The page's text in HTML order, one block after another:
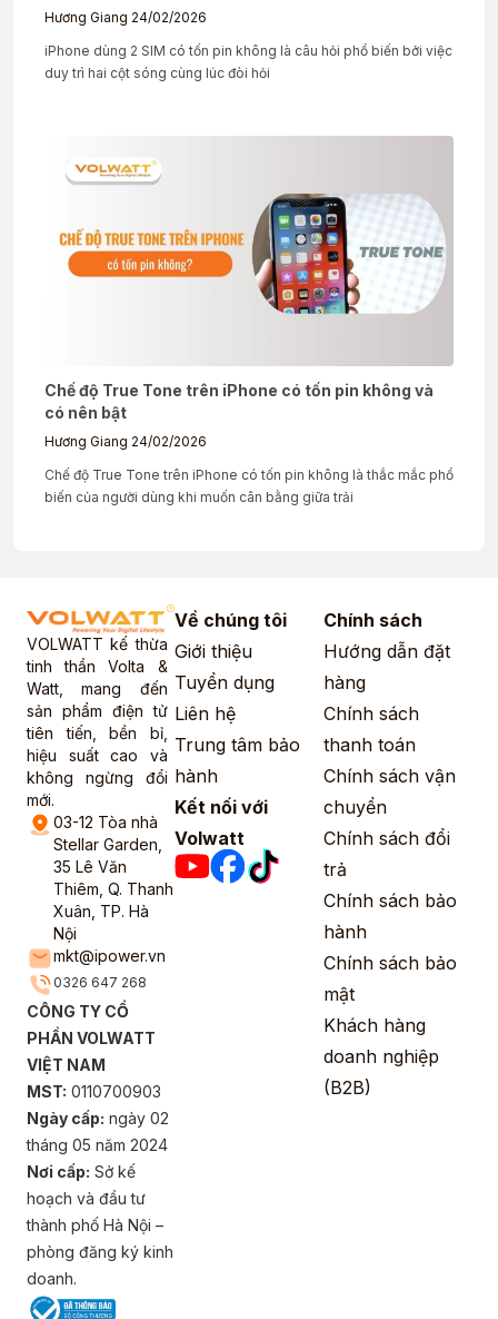
Hương Giang 24/02/2026
iPhone dùng 2 SIM có tốn pin không là câu hỏi phổ biến bởi việc
duy trì hai cột sóng cùng lúc đòi hỏi
Chế độ True Tone trên iPhone có tốn pin không và
có nên bật
Hương Giang 24/02/2026
Chế độ True Tone trên iPhone có tốn pin không là thắc mắc phổ
biến của người dùng khi muốn cân bằng giữa trải
VOLWATT kế thừa
tinh thần Volta &
Watt, mang đến
sản phẩm điện tử
tiên tiến, bền bỉ,
hiệu suất cao và
không ngừng đổi
mới.
03-12 Tòa nhà
Stellar Garden,
35 Lê Văn
Thiêm, Q. Thanh
Xuân, TP. Hà
Nội
mkt@ipower.vn
0326 647 268
CÔNG TY CỔ
PHẦN VOLWATT
VIỆT NAM
MST: 0110700903
Ngày cấp: ngày 02
tháng 05 năm 2024
Nơi cấp: Sở kế
hoạch và đầu tư
thành phố Hà Nội –
phòng đăng ký kinh
doanh.
Về chúng tôi
Giới thiệu
Tuyển dụng
Liên hệ
Trung tâm bảo
hành
Kết nối với
Volwatt
Chính sách
Hướng dẫn đặt
hàng
Chính sách
thanh toán
Chính sách vận
chuyển
Chính sách đổi
trả
Chính sách bảo
hành
Chính sách bảo
mật
Khách hàng
doanh nghiệp
(B2B)